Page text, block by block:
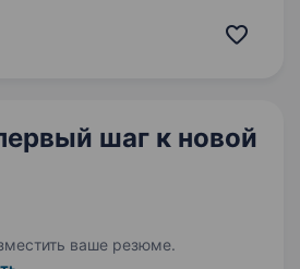
Збройних Сил України
шаг к новой
ваше резюме.